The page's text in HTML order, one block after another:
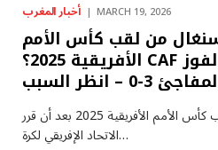
أخبار المغرب MARCH 19, 2026
من لقب كأس الأمم
الأفريقية 2025؟ CAF يمنح المغرب الفوز
3-0 – انظر السبب
تم تجريد السنغال من لقب كأس الأمم الأفريقية 2025 بعد أن قرر
الاتحاد الإفريقي لكرة…